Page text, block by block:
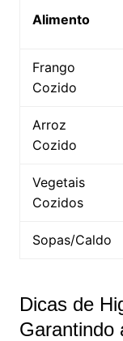
Alimento
Frango
Cozido
Arroz
Cozido
Vegetais
Cozidos
Sopas/Caldo
Dicas de
Garantindo